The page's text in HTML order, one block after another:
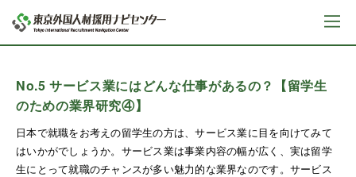
No.5 サービス業にはどんな仕事があるの？【留学生
のための業界研究④】
日本で就職をお考えの留学生の方は、サービス業に目を向けてみて
はいかがでしょうか。サービス業は事業内容の幅が広く、実は留学
生にとって就職のチャンスが多い魅力的な業界なのです。サービス